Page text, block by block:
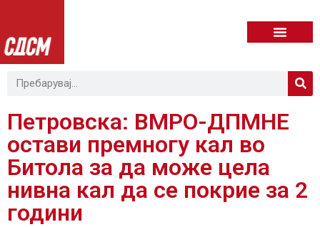
Петровска: ВМРО-ДПМНЕ
остави премногу кал во
Битола за да може цела
нивна кал да се покрие за 2
години